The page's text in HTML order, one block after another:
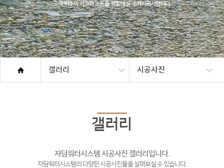
고객 위주의 사고와 소통을 강조해 온 수처리회사입니다.
갤러리 시공사진
갤러리
자담워터시스템 시공사진 갤러리입니다.
자담워터시스템의 다양한 시공사진들을 살펴보실 수 있습니다.